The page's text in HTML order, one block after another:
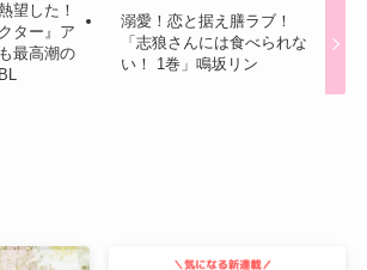
望した！
ター』ア
最高潮の
溺愛！恋と据え膳ラブ！
「志狼さんには食べられな
い！ 1巻」鳴坂リン